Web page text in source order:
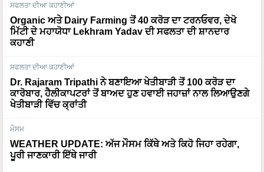
ਸਫਲਤਾ ਦੀਆ ਕਹਾਣੀਆਂ
Organic ਅਤੇ Dairy Farming ਤੋਂ 40 ਕਰੋੜ ਦਾ ਟਰਨਓਵਰ, ਦੇਖੋ
ਮਿੱਟੀ ਦੇ ਮਹਾਯੋਧਾ Lekhram Yadav ਦੀ ਸਫਲਤਾ ਦੀ ਸ਼ਾਨਦਾਰ
ਕਹਾਣੀ
ਸਫਲਤਾ ਦੀਆ ਕਹਾਣੀਆਂ
Dr. Rajaram Tripathi ਨੇ ਬਣਾਇਆ ਖੇਤੀਬਾੜੀ ਤੋਂ 100 ਕਰੋੜ ਦਾ
ਕਾਰੋਬਾਰ, ਹੈਲੀਕਾਪਟਰਾਂ ਤੋਂ ਬਾਅਦ ਹੁਣ ਹਵਾਈ ਜਹਾਜ਼ਾਂ ਨਾਲ ਲਿਆਉਣਗੇ
ਖੇਤੀਬਾੜੀ ਵਿੱਚ ਕ੍ਰਾਂਤੀ
ਮੌਸਮ
WEATHER UPDATE: ਅੱਜ ਮੌਸਮ ਕਿੱਥੇ ਅਤੇ ਕਿਹੋ ਜਿਹਾ ਰਹੇਗਾ,
ਪੂਰੀ ਜਾਣਕਾਰੀ ਇੱਥੇ ਜਾਰੀ